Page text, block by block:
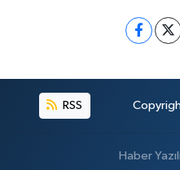
RSS
Haber